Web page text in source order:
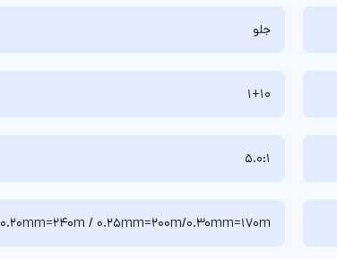
جلو
1+10
5.0:1
0.20mm=240m / 0.25mm=200m/0.30mm=170m